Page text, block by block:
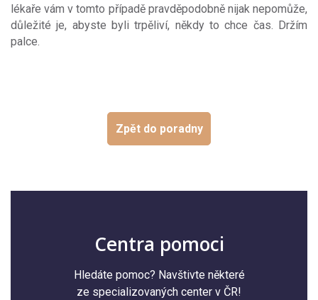
lékaře vám v tomto případě pravděpodobně nijak nepomůže,
důležité je, abyste byli trpěliví, někdy to chce čas. Držím
palce.
Zpět do poradny
Centra pomoci
Hledáte pomoc? Navštivte některé
ze specializovaných center v ČR!